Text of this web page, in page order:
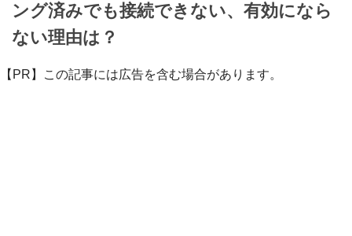
ング済みでも接続できない、有効になら
ない理由は？
【PR】この記事には広告を含む場合があります。